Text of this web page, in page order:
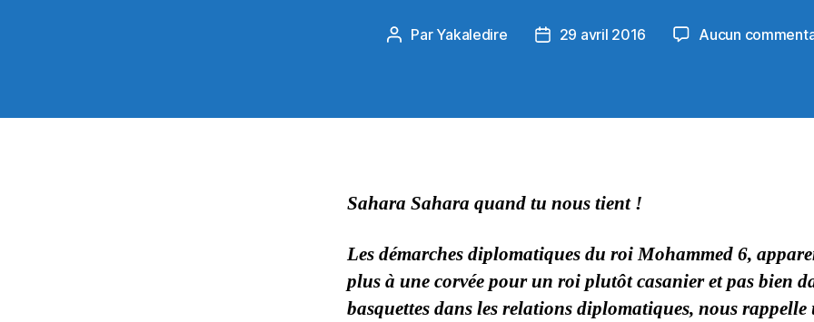
Auteur
Par Yakaledire
Date29 avril 2016 Aucun
Sahara Sahara quand tu nous tient !
Les démarches diplomatiques du roi Mohammed 6,
plus à une corvée pour un roi plutôt casanier et pas bien
basquettes dans les relations diplomatiques, nous rappelle